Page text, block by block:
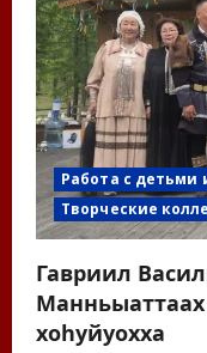
Работа с
Творческие
Гавриил
хоһуйуохха